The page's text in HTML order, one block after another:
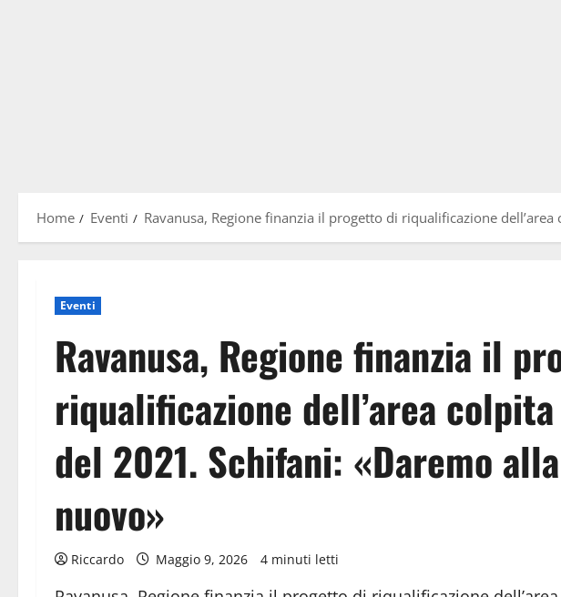
Home Eventi Ravanusa, Regione finanzia il progetto di riqualificazione
Eventi
Ravanusa, Regione finanzia il
riqualificazione dell’area
del 2021. Schifani: «Daremo
nuovo»
Riccardo Maggio 9, 2026 4 minuti letti